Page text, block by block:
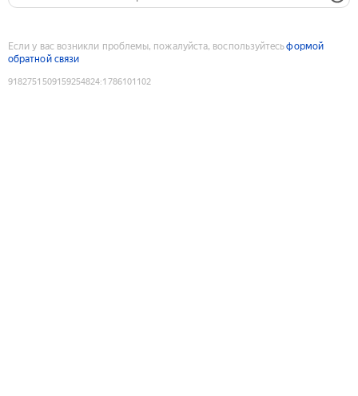
Если у вас возникли проблемы, пожалуйста, воспользуйтесьформой
обратной связи
9182751509159254824:1786101102